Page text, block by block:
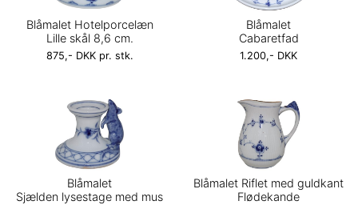
Blåmalet Hotelporcelæn
Lille skål 8,6 cm.
875,- DKK pr. stk.
Blåmalet
Cabaretfad
1.200,- DKK
Blåmalet
Sjælden lysestage med mus
Blåmalet Riflet med guldkant
Flødekande